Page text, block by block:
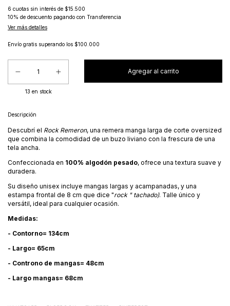
6 cuotas sin interés de $15.500
10% de descuento pagando con Transferencia
Ver más detalles
Envío gratis superando los $100.000
13 en stock
Descripción
Descubrí el Rock Remeron, una remera manga larga de corte oversized
que combina la comodidad de un buzo liviano con la frescura de una
tela ancha.
Confeccionada en 100% algodón pesado, ofrece una textura suave y
duradera.
Su diseño unisex incluye mangas largas y acampanadas, y una
estampa frontal de 8 cm que dice "rock " tachado). Talle único y
versátil, ideal para cualquier ocasión.
Medidas:
- Contorno= 134cm
- Largo= 65cm
- Controno de mangas= 48cm
- Largo mangas= 68cm